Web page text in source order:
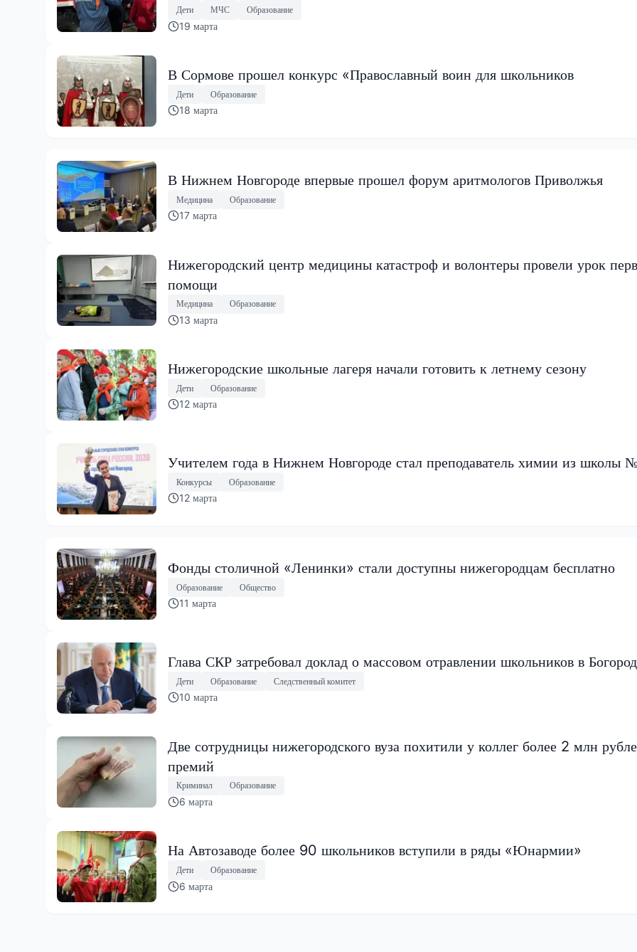
Дети МЧС Образование
19 марта
В Сормове прошел конкурс «Православный воин для школьников
Дети Образование
18 марта
В Нижнем Новгороде впервые прошел форум аритмологов Приволжья
Медицина Образование
17 марта
Нижегородский центр медицины катастроф и волонтеры провели урок
помощи
Медицина Образование
13 марта
Нижегородские школьные лагеря начали готовить к летнему сезону
Дети Образование
12 марта
Учителем года в Нижнем Новгороде стал преподаватель химии из школы
Конкурсы Образование
12 марта
Фонды столичной «Ленинки» стали доступны нижегородцам бесплатно
Образование Общество
11 марта
Глава СКР затребовал доклад о массовом отравлении школьников в
Дети Образование Следственный комитет
10 марта
Две сотрудницы нижегородского вуза похитили у коллег более 2 млн
премий
Криминал Образование
6 марта
На Автозаводе более 90 школьников вступили в ряды «Юнармии»
Дети Образование
6 марта